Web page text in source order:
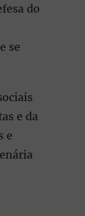
do
se
e da
e